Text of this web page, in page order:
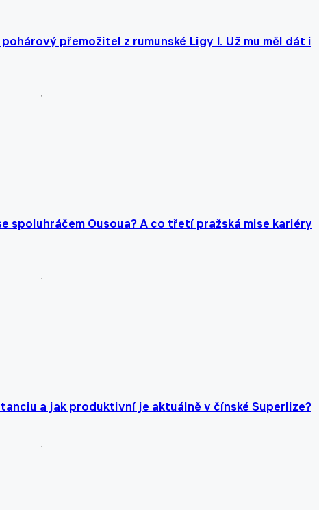
přemožitel z rumunské Ligy I. Už mu měl dát i
spoluhráčem Ousoua? A co třetí pražská mise kariéry
a jak produktivní je aktuálně v čínské Superlize?